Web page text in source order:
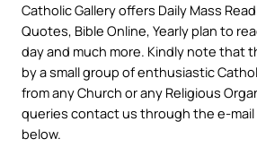
Catholic Gallery offers Daily Mass
Quotes, Bible Online, Yearly plan to
day and much more. Kindly note that
by a small group of enthusiastic
from any Church or any Religious
queries contact us through the e-mail
below.